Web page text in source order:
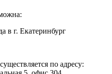
в г. Екатеринбург
по адресу: